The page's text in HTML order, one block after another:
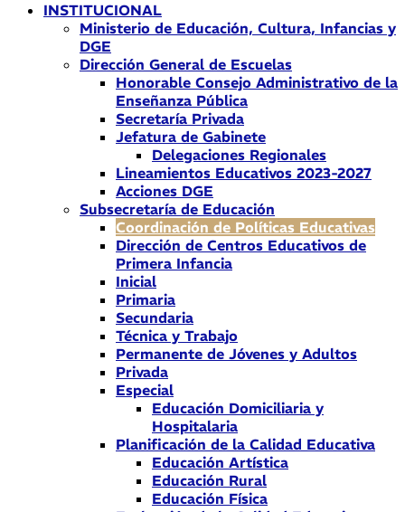
INSTITUCIONAL
Ministerio de Educación, Cultura, Infancias y
DGE
Dirección General de Escuelas
Honorable Consejo Administrativo de la
Enseñanza Pública
Secretaría Privada
Jefatura de Gabinete
Delegaciones Regionales
Lineamientos Educativos 2023-2027
Acciones DGE
Subsecretaría de Educación
Coordinación de Políticas Educativas
Dirección de Centros Educativos de
Primera Infancia
Inicial
Primaria
Secundaria
Técnica y Trabajo
Permanente de Jóvenes y Adultos
Privada
Especial
Educación Domiciliaria y
Hospitalaria
Planificación de la Calidad Educativa
Educación Artística
Educación Rural
Educación Física